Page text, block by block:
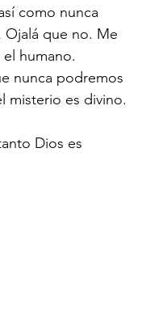
como nunca
Ojalá que no. Me
humano.
nunca podremos
misterio es divino.
Dios es